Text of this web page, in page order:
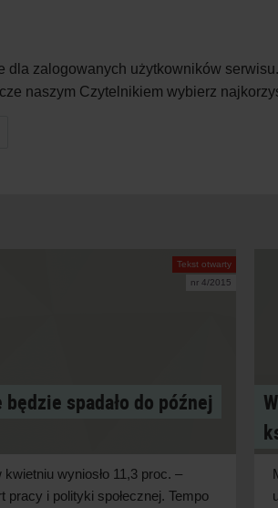
dla zalogowanych użytkowników
naszym Czytelnikiem wybierz
Tekst otwarty
nr 4/2015
spadało do późnej
wyniosło 11,3 proc. –
pracy i polityki społecznej. Tempo